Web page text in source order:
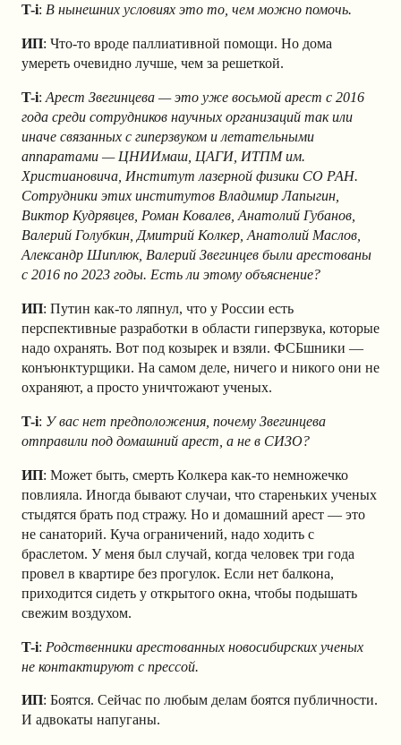
T-i: В нынешних условиях это то, чем можно помочь.
ИП: Что-то вроде паллиативной помощи. Но дома
умереть очевидно лучше, чем за решеткой.
T-i: Арест Звегинцева — это уже восьмой арест с 2016
года среди сотрудников научных организаций так или
иначе связанных с гиперзвуком и летательными
аппаратами — ЦНИИмаш, ЦАГИ, ИТПМ им.
Христиановича, Институт лазерной физики СО РАН.
Сотрудники этих институтов Владимир Лапыгин,
Виктор Кудрявцев, Роман Ковалев, Анатолий Губанов,
Валерий Голубкин, Дмитрий Колкер, Анатолий Маслов,
Александр Шиплюк, Валерий Звегинцев были арестованы
с 2016 по 2023 годы. Есть ли этому объяснение?
ИП: Путин как-то ляпнул, что у России есть
перспективные разработки в области гиперзвука, которые
надо охранять. Вот под козырек и взяли. ФСБшники —
конъюнктурщики. На самом деле, ничего и никого они не
охраняют, а просто уничтожают ученых.
T-i: У вас нет предположения, почему Звегинцева
отправили под домашний арест, а не в СИЗО?
ИП: Может быть, смерть Колкера как-то немножечко
повлияла. Иногда бывают случаи, что стареньких ученых
стыдятся брать под стражу. Но и домашний арест — это
не санаторий. Куча ограничений, надо ходить с
браслетом. У меня был случай, когда человек три года
провел в квартире без прогулок. Если нет балкона,
приходится сидеть у открытого окна, чтобы подышать
свежим воздухом.
T-i: Родственники арестованных новосибирских ученых
не контактируют с прессой.
ИП: Боятся. Сейчас по любым делам боятся публичности.
И адвокаты напуганы.